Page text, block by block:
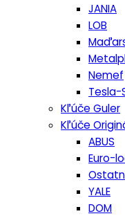
JANIA
LOB
Nemef
Tesla-
Kľúče Guler
Kľúče
ABUS
Euro-
YALE
DOM